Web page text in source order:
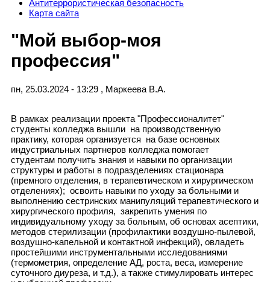
Антитеррористическая безопасность
Карта сайта
"Мой выбор-моя
профессия"
пн, 25.03.2024 - 13:29 , Маркеева В.А.
В рамках реализации проекта "Профессионалитет"
студенты колледжа вышли на производственную
практику, которая организуется на базе основных
индустриальных партнеров колледжа помогает
студентам получить знания и навыки по организации
структуры и работы в подразделениях стационара
(премного отделения, в терапевтическом и хирургическом
отделениях); освоить навыки по уходу за больными и
выполнению сестринских манипуляций терапевтического и
хирургического профиля, закрепить умения по
индивидуальному уходу за больным, об основах асептики,
методов стерилизации (профилактики воздушно-пылевой,
воздушно-капельной и контактной инфекций), овладеть
простейшими инструментальными исследованиями
(термометрия, определение АД, роста, веса, измерение
суточного диуреза, и т.д.), а также стимулировать интерес